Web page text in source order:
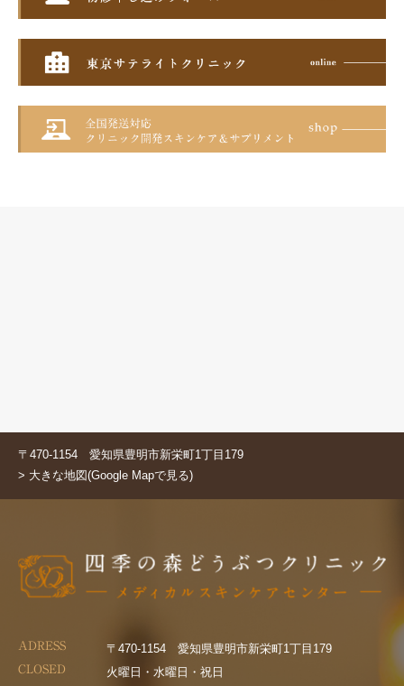
〒470-1154 愛知県豊明市新栄町1丁目179
> 大きな地図(Google Mapで見る)
ADRESS 〒470-1154 愛知県豊明市新栄町1丁目179
CLOSED 火曜日・水曜日・祝日